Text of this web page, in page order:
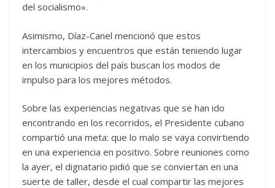
del socialismo».
Asimismo, Díaz-Canel mencionó que estos
intercambios y encuentros que están teniendo lugar
en los municipios del país buscan los modos de
impulso para los mejores métodos.
Sobre las experiencias negativas que se han ido
encontrando en los recorridos, el Presidente cubano
compartió una meta: que lo malo se vaya convirtiendo
en una experiencia en positivo. Sobre reuniones como
la ayer, el dignatario pidió que se conviertan en una
suerte de taller, desde el cual compartir las mejores